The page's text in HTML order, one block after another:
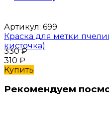
Артикул: 699
Краска для метки
кисточка)
330₽
310 ₽
Купить
Рекомендуем